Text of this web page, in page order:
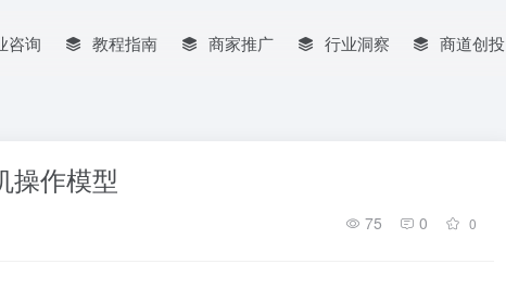
咨询 教程指南 商家推广 行业洞察 商道创投
操作模型
75 0 0